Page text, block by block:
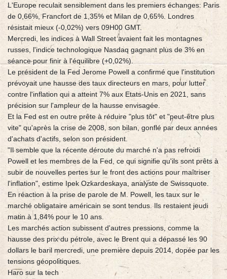
L'Europe reculait sensiblement dans les premiers échanges: Paris
de 0,66%, Francfort de 1,35% et Milan de 0,65%. Londres
résistait mieux (-0,02%) vers 09H00 GMT.
Mercredi, les indices à Wall Street avaient fait les montagnes
russes, l'indice technologique Nasdaq gagnant plus de 3% en
séance pour finir à l'équilibre (+0,02%).
Le président de la Fed Jerome Powell a confirmé que l'institution
prévoyait une hausse des taux directeurs en mars, pour lutter
contre l'inflation qui a atteint 7% aux Etats-Unis en 2021, sans
précision sur l'ampleur de la hausse envisagée.
Et la Fed est en outre prête à réduire "plus tôt" et "peut-être plus
vite" qu'après la crise de 2008, son bilan, gonflé par deux années
d'achats d'actifs, selon son président.
"Il semble que la récente déroute du marché n'a pas refroidi
Powell et les membres de la Fed, ce qui signifie qu'ils sont prêts à
subir de nouvelles pertes sur le front des actions pour maîtriser
l'inflation", estime Ipek Ozkardeskaya, analyste de Swissquote.
En réaction à la prise de parole de M. Powell, les taux sur le
marché obligataire américain se sont tendus. Ils restaient jeudi
matin à 1,84% pour le 10 ans.
Les marchés action subissent d'autres pressions, comme la
hausse des prix du pétrole, avec le Brent qui a dépassé les 90
dollars le baril mercredi, une première depuis 2014, dopée par les
tensions géopolitiques.
Haro sur la tech